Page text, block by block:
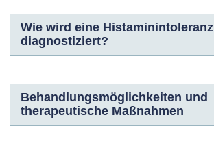
Wie wird eine Histaminintoleranz
diagnostiziert?
Behandlungsmöglichkeiten und
therapeutische Maßnahmen